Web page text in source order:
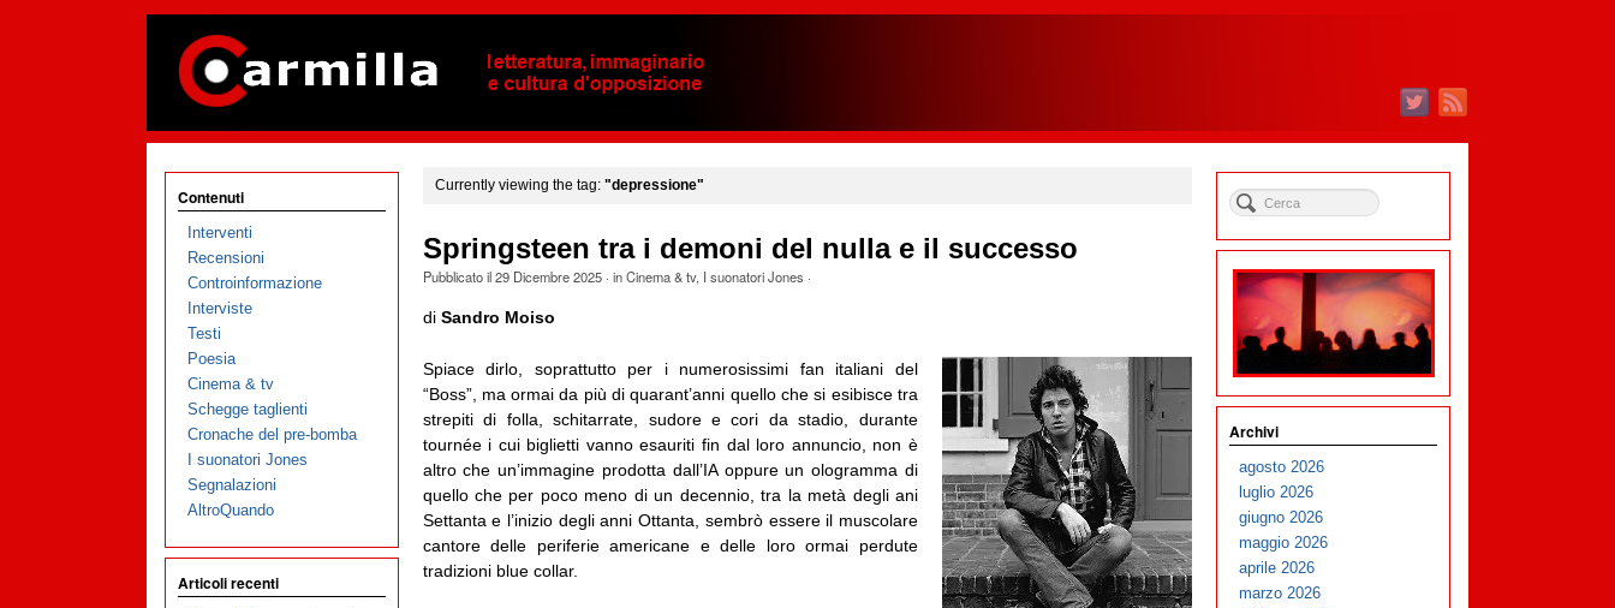
Currently viewing the tag: "depressione"
Springsteen tra i demoni del nulla e il successo
Pubblicato il29 Dicembre 2025· inCinema & tv, I suonatori Jones ·
di Sandro Moiso
Spiace dirlo, soprattutto per i numerosissimi fan italiani del
“Boss”, ma ormai da più di quarant’anni quello che si esibisce tra
strepiti di folla, schitarrate, sudore e cori da stadio, durante
tournée i cui biglietti vanno esauriti fin dal loro annuncio, non è
altro che un’immagine prodotta dall’IA oppure un ologramma di
quello che per poco meno di un decennio, tra la metà degli ani
Settanta e l’inizio degli anni Ottanta, sembrò essere il muscolare
cantore delle periferie americane e delle loro ormai perdute
tradizioni blue collar.
Contenuti
Interventi
Recensioni
Controinformazione
Interviste
Testi
Poesia
Cinema & tv
Schegge taglienti
Cronache del pre-bomba
I suonatori Jones
Segnalazioni
AltroQuando
Articoli recenti
Archivi
agosto 2026
luglio 2026
giugno 2026
maggio 2026
aprile 2026
marzo 2026